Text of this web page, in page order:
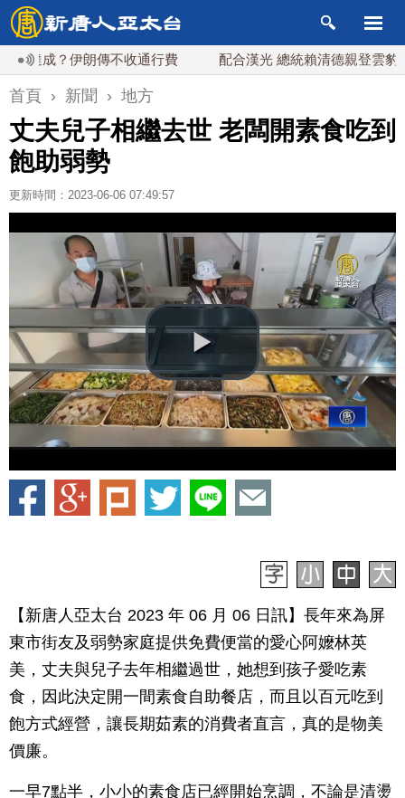
？伊朗傳不收通行費 配合漢光 總統賴清德親登雲豹前進圓
首頁 › 新聞 › 地方
丈夫兒子相繼去世 老闆開素食吃到
飽助弱勢
更新時間：2023-06-06 07:49:57
【新唐人亞太台 2023 年 06 月 06 日訊】長年來為屏
東市街友及弱勢家庭提供免費便當的愛心阿嬤林英
美，丈夫與兒子去年相繼過世，她想到孩子愛吃素
食，因此決定開一間素食自助餐店，而且以百元吃到
飽方式經營，讓長期茹素的消費者直言，真的是物美
價廉。
一早7點半，小小的素食店已經開始烹調，不論是清燙